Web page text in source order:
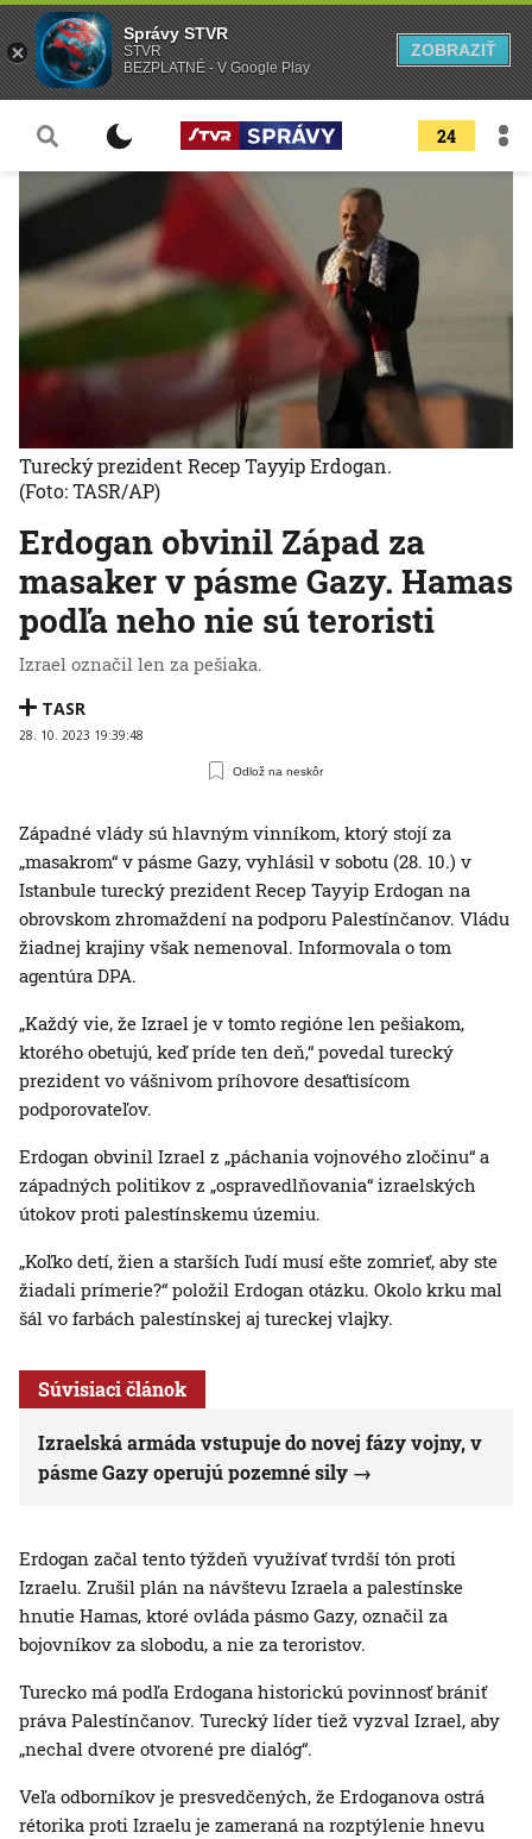
24
Erdogan obvinil Západ za
masaker v pásme Gazy. Hamas
podľa neho nie sú teroristi
Izrael označil len za pešiaka.
TASR
28. 10. 2023 19:39:48
Odlož na neskôr
Turecký prezident Recep Tayyip Erdogan.
(Foto: TASR/AP)
Západné vlády sú hlavným vinníkom, ktorý stojí za
„masakrom“ v pásme Gazy, vyhlásil v sobotu (28. 10.) v
Istanbule turecký prezident Recep Tayyip Erdogan na
obrovskom zhromaždení na podporu Palestínčanov. Vládu
žiadnej krajiny však nemenoval. Informovala o tom
agentúra DPA.
„Každý vie, že Izrael je v tomto regióne len pešiakom,
ktorého obetujú, keď príde ten deň,“ povedal turecký
prezident vo vášnivom príhovore desaťtisícom
podporovateľov.
Erdogan obvinil Izrael z „páchania vojnového zločinu“ a
západných politikov z „ospravedlňovania“ izraelských
útokov proti palestínskemu územiu.
„Koľko detí, žien a starších ľudí musí ešte zomrieť, aby ste
žiadali prímerie?“ položil Erdogan otázku. Okolo krku mal
šál vo farbách palestínskej aj tureckej vlajky.
Súvisiaci článok
Izraelská armáda vstupuje do novej fázy vojny, v
pásme Gazy operujú pozemné sily
Erdogan začal tento týždeň využívať tvrdší tón proti
Izraelu. Zrušil plán na návštevu Izraela a palestínske
hnutie Hamas, ktoré ovláda pásmo Gazy, označil za
bojovníkov za slobodu, a nie za teroristov.
Turecko má podľa Erdogana historickú povinnosť brániť
práva Palestínčanov. Turecký líder tiež vyzval Izrael, aby
„nechal dvere otvorené pre dialóg“.
Veľa odborníkov je presvedčených, že Erdoganova ostrá
rétorika proti Izraelu je zameraná na rozptýlenie hnevu
Správy STVR
STVR
BEZPLATNÉ - V Google Play
ZOBRAZIŤ